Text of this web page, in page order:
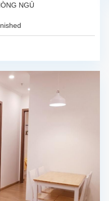
NGỦ
–
110m² –
kế hợp
dụng tối
không...